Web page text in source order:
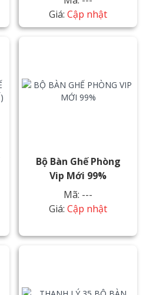
Giá: Cập nhật
Bộ Bàn Ghế Phòng
Vip Mới 99%
Mã: ---
Giá: Cập nhật